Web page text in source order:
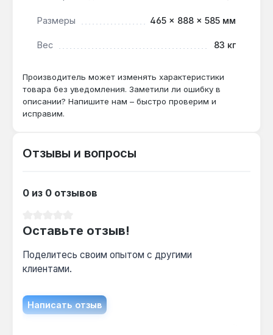
позволяя снизить нагрузку и экономить газ.
Да — котел поддерживает подключение
внешнего накопительного бойлера, что
позволяет организовать горячее
Размеры 465 × 888 × 585 мм
Вес 83 кг
Производитель может изменять характеристики
товара без уведомления. Заметили ли ошибку в
описании? Напишите нам – быстро проверим и
исправим.
Отзывы и вопросы
0 из 0 отзывов
Оставьте отзыв!
Поделитесь своим опытом с другими
клиентами.
Написать отзыв